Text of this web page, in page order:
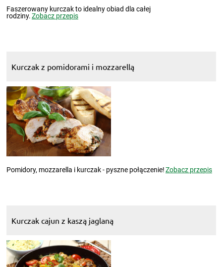
Faszerowany kurczak to idealny obiad dla całej
rodziny.Zobacz przepis
Kurczak z pomidorami i mozzarellą
Pomidory, mozzarella i kurczak - pyszne połączenie!Zobacz przepis
Kurczak cajun z kaszą jaglaną